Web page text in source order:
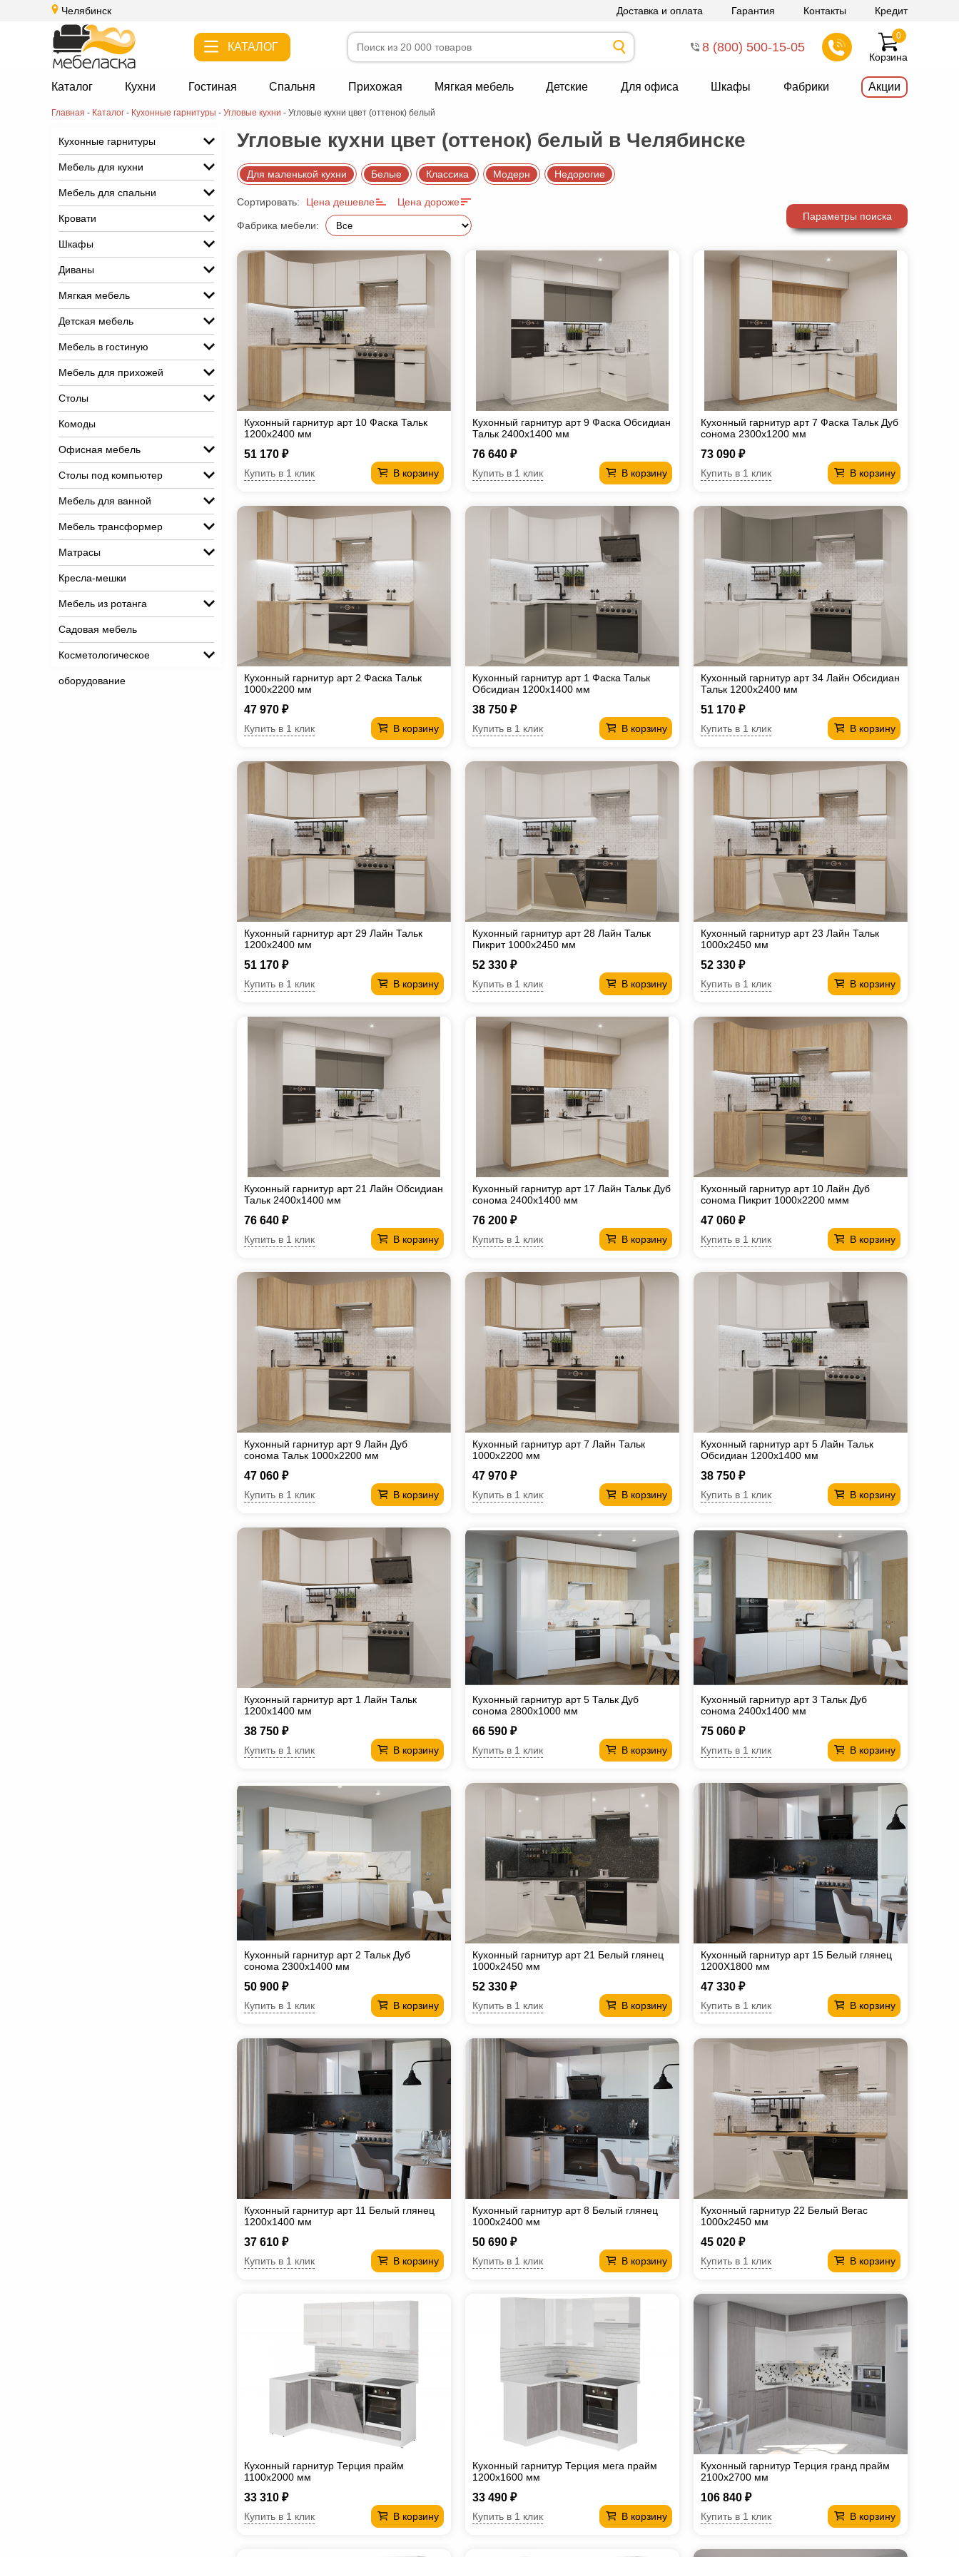
Челябинск Доставка и оплата Гарантия Контакты Кредит
КАТАЛОГ 8 (800) 500-15-05
Корзина
0
Каталог Кухни Гостиная Спальня Прихожая Мягкая мебель Детские Для офиса Шкафы Фабрики Акции
Главная - Каталог - Кухонные гарнитуры - Угловые кухни - Угловые кухни цвет (оттенок) белый
Кухонные гарнитуры
Мебель для кухни
Мебель для спальни
Кровати
Шкафы
Диваны
Мягкая мебель
Детская мебель
Мебель в гостиную
Мебель для прихожей
Столы
Комоды
Офисная мебель
Столы под компьютер
Мебель для ванной
Мебель трансформер
Матрасы
Кресла-мешки
Мебель из ротанга
Садовая мебель
Косметологическое
оборудование
Угловые кухни цвет (оттенок) белый в Челябинске
Для маленькой кухни Белые Классика Модерн Недорогие
Сортировать: Цена дешевле Цена дороже
Фабрика мебели:
Параметры поиска
Кухонный гарнитур арт 10 Фаска Тальк
1200х2400 мм
51 170 ₽
В корзину
Купить в 1 клик
Кухонный гарнитур арт 9 Фаска Обсидиан
Тальк 2400х1400 мм
76 640 ₽
В корзину
Купить в 1 клик
Кухонный гарнитур арт 7 Фаска Тальк Дуб
сонома 2300х1200 мм
73 090 ₽
В корзину
Купить в 1 клик
Кухонный гарнитур арт 2 Фаска Тальк
1000х2200 мм
47 970 ₽
В корзину
Купить в 1 клик
Кухонный гарнитур арт 1 Фаска Тальк
Обсидиан 1200х1400 мм
38 750 ₽
В корзину
Купить в 1 клик
Кухонный гарнитур арт 34 Лайн Обсидиан
Тальк 1200х2400 мм
51 170 ₽
В корзину
Купить в 1 клик
Кухонный гарнитур арт 29 Лайн Тальк
1200х2400 мм
51 170 ₽
В корзину
Купить в 1 клик
Кухонный гарнитур арт 28 Лайн Тальк
Пикрит 1000х2450 мм
52 330 ₽
В корзину
Купить в 1 клик
Кухонный гарнитур арт 23 Лайн Тальк
1000х2450 мм
52 330 ₽
В корзину
Купить в 1 клик
Кухонный гарнитур арт 21 Лайн Обсидиан
Тальк 2400х1400 мм
76 640 ₽
В корзину
Купить в 1 клик
Кухонный гарнитур арт 17 Лайн Тальк Дуб
сонома 2400х1400 мм
76 200 ₽
В корзину
Купить в 1 клик
Кухонный гарнитур арт 10 Лайн Дуб
сонома Пикрит 1000х2200 ммм
47 060 ₽
В корзину
Купить в 1 клик
Кухонный гарнитур арт 9 Лайн Дуб
сонома Тальк 1000х2200 мм
47 060 ₽
В корзину
Купить в 1 клик
Кухонный гарнитур арт 7 Лайн Тальк
1000х2200 мм
47 970 ₽
В корзину
Купить в 1 клик
Кухонный гарнитур арт 5 Лайн Тальк
Обсидиан 1200х1400 мм
38 750 ₽
В корзину
Купить в 1 клик
Кухонный гарнитур арт 1 Лайн Тальк
1200х1400 мм
38 750 ₽
В корзину
Купить в 1 клик
Кухонный гарнитур арт 5 Тальк Дуб
сонома 2800х1000 мм
66 590 ₽
В корзину
Купить в 1 клик
Кухонный гарнитур арт 3 Тальк Дуб
сонома 2400х1400 мм
75 060 ₽
В корзину
Купить в 1 клик
Кухонный гарнитур арт 2 Тальк Дуб
сонома 2300х1400 мм
50 900 ₽
В корзину
Купить в 1 клик
Кухонный гарнитур арт 21 Белый глянец
1000х2450 мм
52 330 ₽
В корзину
Купить в 1 клик
Кухонный гарнитур арт 15 Белый глянец
1200Х1800 мм
47 330 ₽
В корзину
Купить в 1 клик
Кухонный гарнитур арт 11 Белый глянец
1200х1400 мм
37 610 ₽
В корзину
Купить в 1 клик
Кухонный гарнитур арт 8 Белый глянец
1000х2400 мм
50 690 ₽
В корзину
Купить в 1 клик
Кухонный гарнитур 22 Белый Вегас
1000х2450 мм
45 020 ₽
В корзину
Купить в 1 клик
Кухонный гарнитур Терция прайм
1100х2000 мм
33 310 ₽
В корзину
Купить в 1 клик
Кухонный гарнитур Терция мега прайм
1200х1600 мм
33 490 ₽
В корзину
Купить в 1 клик
Кухонный гарнитур Терция гранд прайм
2100х2700 мм
106 840 ₽
В корзину
Купить в 1 клик